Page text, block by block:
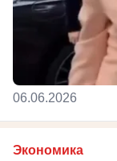
06.06.2026
Экономика